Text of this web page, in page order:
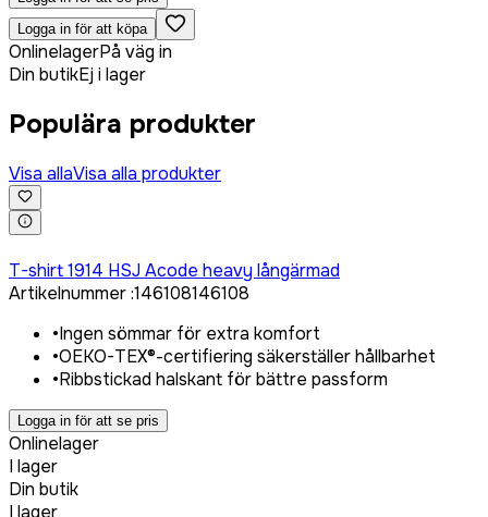
Logga in för att köpa
OnlinelagerPå väg in
Din butikEj i lager
Populära produkter
Visa allaVisa alla produkter
T-shirt 1914 HSJ Acode heavy långärmad
Artikelnummer:146108146108
•Ingen sömmar för extra komfort
•OEKO-TEX®-certifiering säkerställer hållbarhet
•Ribbstickad halskant för bättre passform
Logga in för att se pris
Onlinelager
I lager
Din butik
I lager